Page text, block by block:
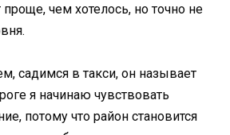
чем хотелось, но точно не
садимся в такси, он называет
я начинаю чувствовать
потому что район становится